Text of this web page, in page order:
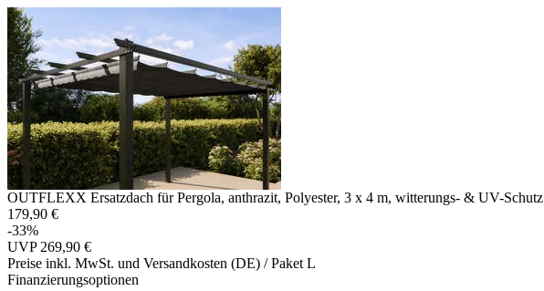
OUTFLEXX Ersatzdach für Pergola, anthrazit, Polyester, 3 x 4 m, witterungs- & UV-Schutz
179,90 €
-33%
UVP 269,90 €
Preise inkl. MwSt. und Versandkosten (DE) / Paket L
Finanzierungsoptionen